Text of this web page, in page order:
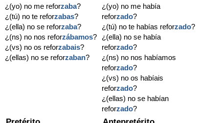
¿(yo) no me reforzaba?
¿(tú) no te reforzabas?
¿(ella) no se reforzaba?
¿(ns) no nos reforzábamos?
¿(vs) no os reforzabais?
¿(ellas) no se reforzaban?
¿(yo) no me había
reforzado?
¿(tú) no te habías reforzado?
¿(ella) no se había
reforzado?
¿(ns) no nos habíamos
reforzado?
¿(vs) no os habíais
reforzado?
¿(ellas) no se habían
reforzado?